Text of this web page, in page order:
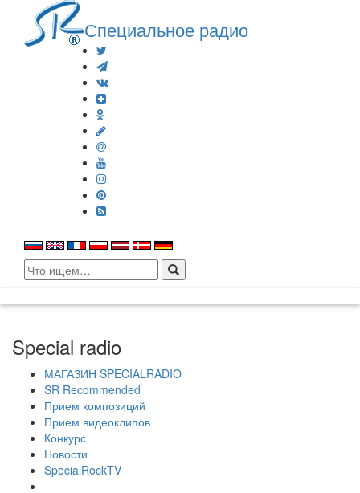
Специальное радио
Search
for:
Special radio
МАГАЗИН SPECIALRADIO
SR Recommended
Прием композиций
Прием видеоклипов
Конкурс
Новости
SpecialRockTV